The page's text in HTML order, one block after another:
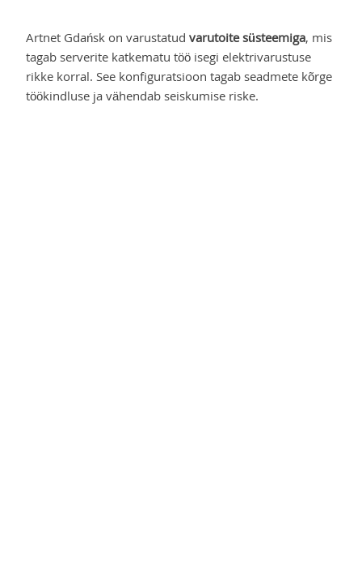
Artnet Gdańsk on varustatud varutoite süsteemiga, mis
tagab serverite katkematu töö isegi elektrivarustuse
rikke korral. See konfiguratsioon tagab seadmete kõrge
töökindluse ja vähendab seiskumise riske.